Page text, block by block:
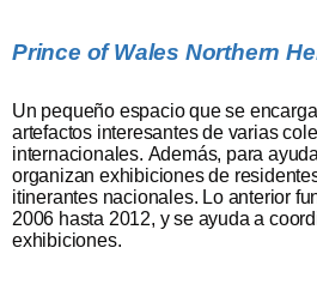
Prince of Wales Northern
Un pequeño espacio que se
artefactos interesantes de varias
internacionales. Además, para
organizan exhibiciones de
itinerantes nacionales. Lo anterior
2006 hasta 2012, y se ayuda a
exhibiciones.